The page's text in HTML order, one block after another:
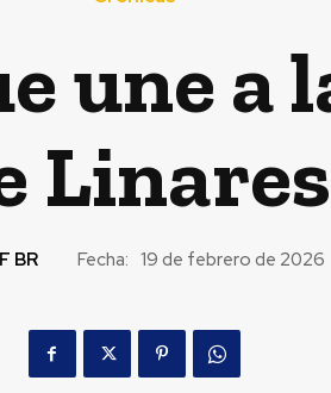
une a
Linares
BR Fecha: 19 de febrero de 2026